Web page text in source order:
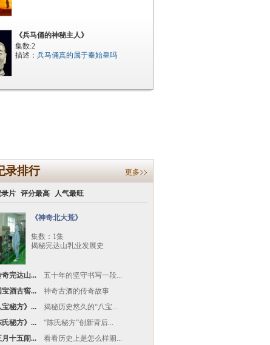
《兵马俑的神秘主人》
集数:2
描述： 兵马俑真的属于秦始皇吗
录排行 更多
片 评分最高 人气最旺
《神奇北大荒》
集数：1集
揭秘完达山乳业发展史
奇完达山... 五十年的坚守书写一段...
宝酒古窖... 神奇古酒的传奇故事
宝秘方》... 揭秘历史悠久的“八宝...
氏秘方》... “陈氏秘方”创新背后...
月十五闹... 看看历史上是怎么样闹...